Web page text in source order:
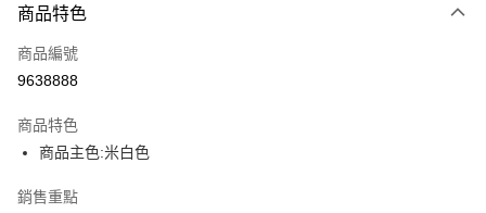
信用卡一次付款
LINE Pay
街口支付
悠遊付
商品特色
商品編號
9638888
商品特色
商品主色:米白色
銷售重點